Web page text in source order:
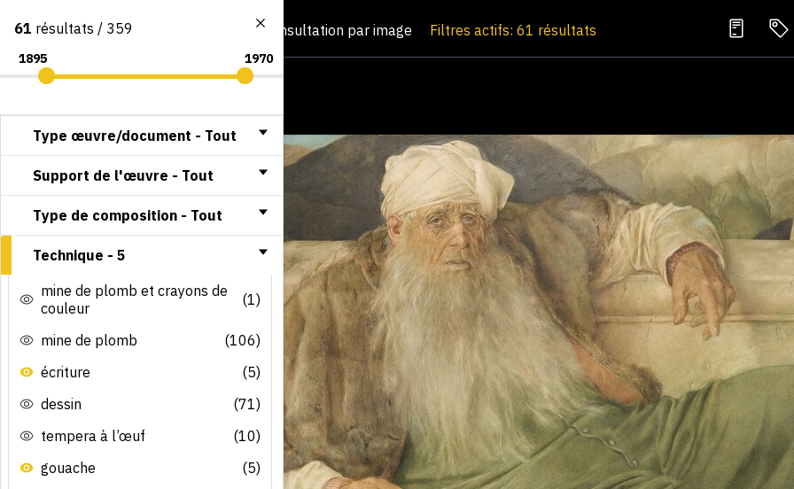
Consultation par image Filtres actifs: 61 résultats
61 résultats / 359
Type œuvre/document - Tout
Support de l'œuvre - Tout
Type de composition - Tout
Technique - 5
mine de plomb et crayons de
couleur
(1)
mine de plomb
(106)
écriture
(5)
dessin
(71)
tempera à l’œuf
(10)
gouache
(5)